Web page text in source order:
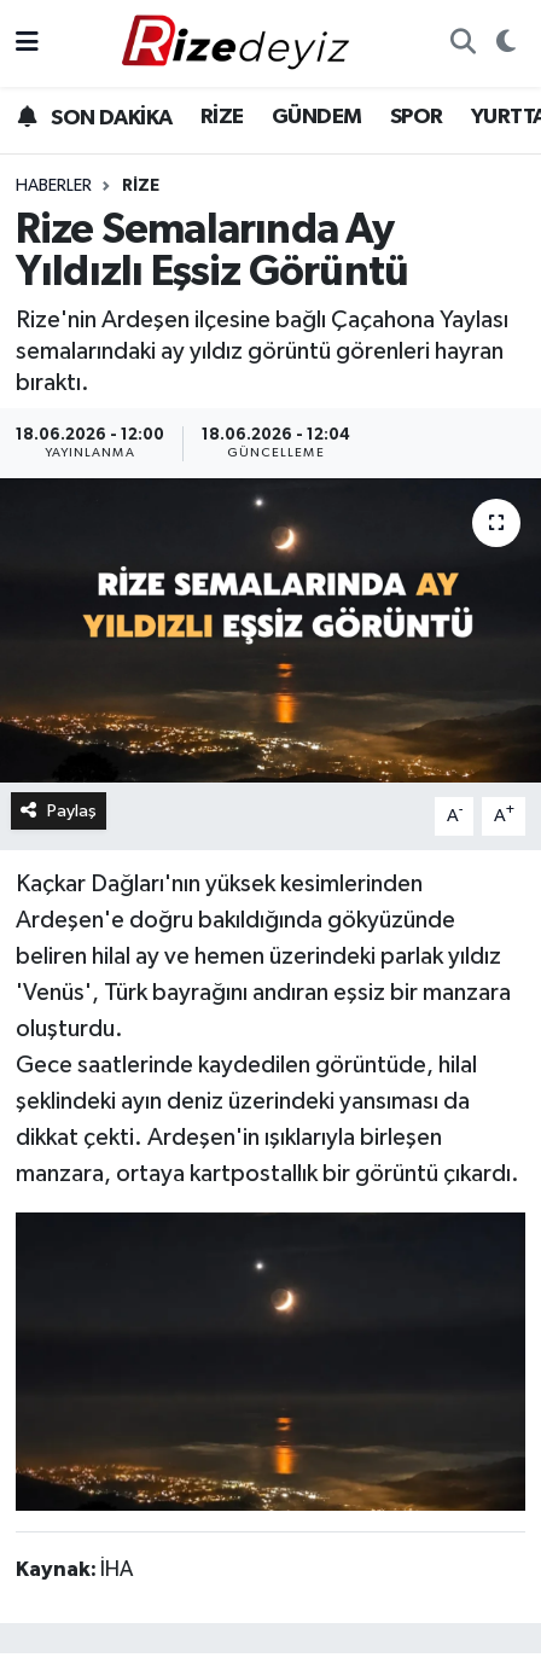
SON DAKİKA RİZE GÜNDEM SPOR
HABERLER RIZE
Rize Semalarında Ay
Yıldızlı Eşsiz Görüntü
Rize'nin Ardeşen ilçesine bağlı Çaçahona Yaylası
semalarındaki ay yıldız görüntü görenleri hayran
bıraktı.
18.06.2026 - 12:00
YAYINLANMA
18.06.2026 - 12:04
GÜNCELLEME
Paylaş A- A+
Kaçkar Dağları'nın yüksek kesimlerinden
Ardeşen'e doğru bakıldığında gökyüzünde
beliren hilal ay ve hemen üzerindeki parlak yıldız
'Venüs', Türk bayrağını andıran eşsiz bir manzara
oluşturdu.
Gece saatlerinde kaydedilen görüntüde, hilal
şeklindeki ayın deniz üzerindeki yansıması da
dikkat çekti. Ardeşen'in ışıklarıyla birleşen
manzara, ortaya kartpostallık bir görüntü çıkardı.
Kaynak: İHA
Gündem
Yurttan Haberler
Ekonomi
Teknoloji
Rize Hava Durumu
Rize Trafik Yoğunluk Haritası
Süper Lig Puan Durumu ve Fikstür
Tüm Manşetler
Haber Arşivi